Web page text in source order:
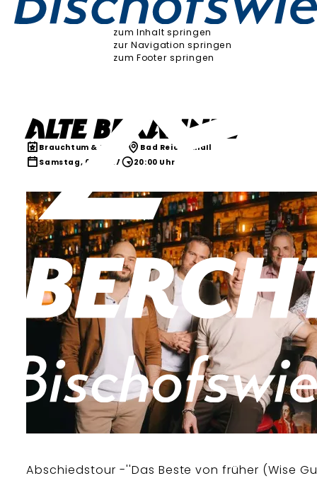
zum Inhalt springen
zur Navigation springen
zum Footer springen
Alte Bekannte
Brauchtum & Kultur
Bad Reichenhall
Samstag, 01.05.27
20:00 Uhr
Abschiedstour -''Das Beste von früher (Wise